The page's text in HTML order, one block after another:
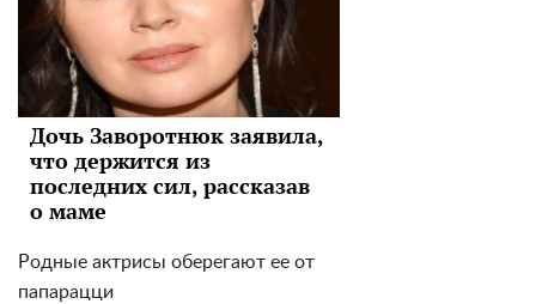
Дочь Заворотнюк заявила,
что держится из
последних сил, рассказав
о маме
Родные актрисы оберегают ее от
папарацци